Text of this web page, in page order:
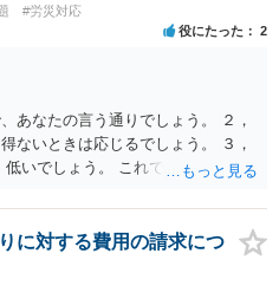
#労災対応
役にたった 2
あなたの言う通りでしょう。 ２，
ないときは応じるでしょう。 ３，
いでしょう。 これで終わります。
に対する費用の請求につ